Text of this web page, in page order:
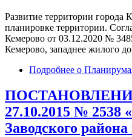
Развитие территории города
планировке территории.
Кемерово от 03.12.2020 №
Кемерово, западнее жилого
Подробнее о
ПОСТАНОВЛЕНИЕ
27.10.2015 № 2538
Заводского